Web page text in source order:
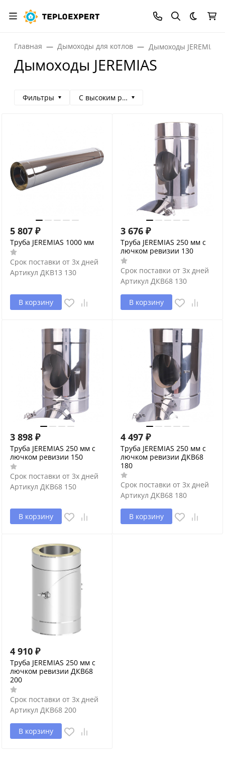
Темная
Главная Дымоходы для котлов Дымоходы JEREMIAS
Дымоходы JEREMIAS
Фильтры С высоким рейтингом
5 807 ₽
Труба JEREMIAS 1000 мм
Срок поставки от 3х дней
Артикул ДКВ13 130
В корзину
3 676 ₽
Труба JEREMIAS 250 мм с
лючком ревизии 130
Срок поставки от 3х дней
Артикул ДКВ68 130
В корзину
3 898 ₽
Труба JEREMIAS 250 мм с
лючком ревизии 150
Срок поставки от 3х дней
Артикул ДКВ68 150
В корзину
4 497 ₽
Труба JEREMIAS 250 мм с
лючком ревизии ДКВ68
180
Срок поставки от 3х дней
Артикул ДКВ68 180
В корзину
4 910 ₽
Труба JEREMIAS 250 мм с
лючком ревизии ДКВ68
200
Срок поставки от 3х дней
Артикул ДКВ68 200
В корзину